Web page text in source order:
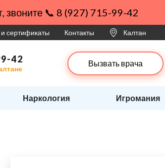
звоните 📞 8 (927) 715-99-42
сертификаты Контакты Калтан
42 Вызвать врача
Наркология Игромания